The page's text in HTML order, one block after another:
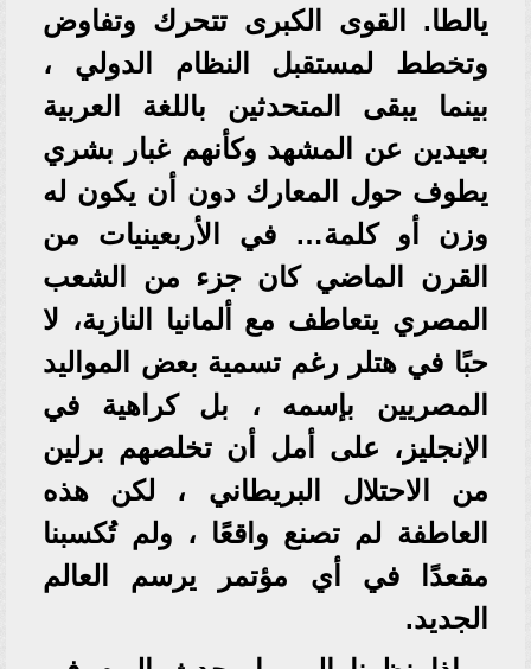
يالطا. القوى الكبرى تتحرك وتفاوض
وتخطط لمستقبل النظام الدولي ،
بينما يبقى المتحدثين باللغة العربية
بعيدين عن المشهد وكأنهم غبار بشري
يطوف حول المعارك دون أن يكون له
وزن أو كلمة… في الأربعينيات من
القرن الماضي كان جزء من الشعب
المصري يتعاطف مع ألمانيا النازية، لا
حبًا في هتلر رغم تسمية بعض المواليد
المصريين بإسمه ، بل كراهية في
الإنجليز، على أمل أن تخلصهم برلين
من الاحتلال البريطاني ، لكن هذه
العاطفة لم تصنع واقعًا ، ولم تُكسبنا
مقعدًا في أي مؤتمر يرسم العالم
الجديد.